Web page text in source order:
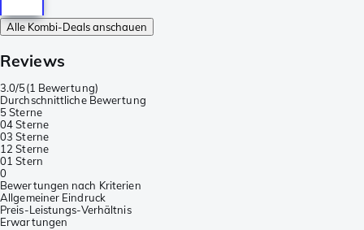
Alle Kombi-Deals anschauen
Reviews
3.0/5(1 Bewertung)
Durchschnittliche Bewertung
5 Sterne
04 Sterne
03 Sterne
1 2 Sterne
01 Stern
0
Bewertungen nach Kriterien
Allgemeiner Eindruck
Preis-Leistungs-Verhältnis
Erwartungen